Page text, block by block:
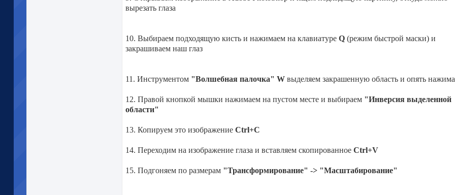
вырезать глаза
10. Выбираем подходящую кисть и нажимаем на клавиатуре Q (режим быстрой маски) и
закрашиваем наш глаз
11. Инструментом "Волшебная палочка" W выделяем закрашенную область и опять
12. Правой кнопкой мышки нажимаем на пустом месте и выбираем "Инверсия выделенной
области"
13. Копируем это изображение Ctrl+C
14. Переходим на изображение глаза и вставляем скопированное Ctrl+V
15. Подгоняем по размерам "Трансформирование" -> "Масштабирование"